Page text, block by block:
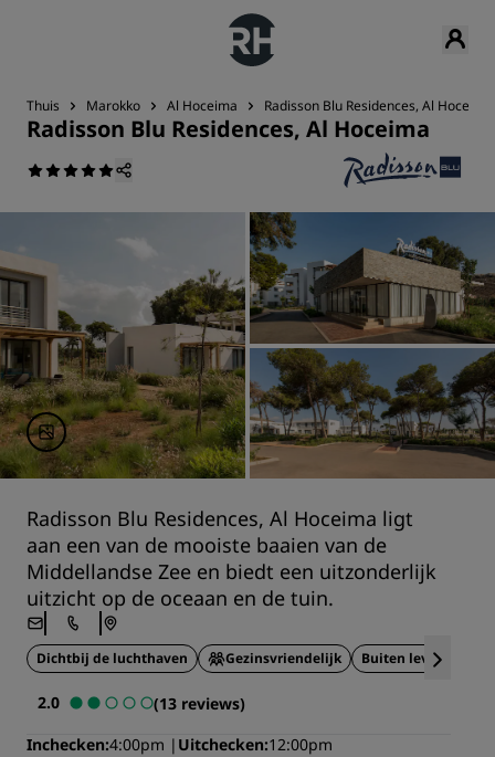
Thuis Marokko Al Hoceima Radisson Blu Residences, Al Hoceima
Radisson Blu Residences, Al Hoceima
Radisson Blu Residences, Al Hoceima ligt
aan een van de mooiste baaien van de
Middellandse Zee en biedt een uitzonderlijk
uitzicht op de oceaan en de tuin.
Dichtbij de luchthaven Gezinsvriendelijk Buiten levensstijl
2.0
(13 reviews)
Inchecken 4:00pm Uitchecken 12:00pm